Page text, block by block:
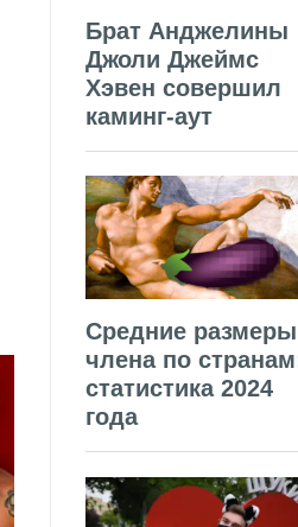
Брат Анджелины
Джоли Джеймс
Хэвен совершил
каминг-аут
Средние размеры
члена по
статистика 2024
года